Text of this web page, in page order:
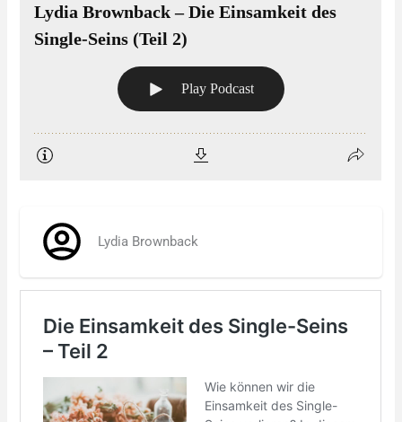
Lydia Brownback